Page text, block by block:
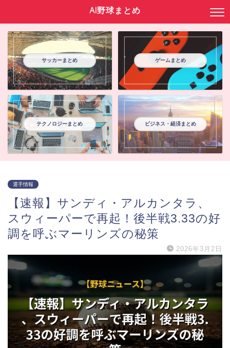
AI野球まとめ
サッカーまとめ ゲームまとめ
テクノロジーまとめ ビジネス・経済まとめ
選手情報
【速報】サンディ・アルカンタラ、
スウィーパーで再起！後半戦3.33の好
調を呼ぶマーリンズの秘策
2026年3月2日